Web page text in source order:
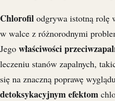
Chlorofil odgrywa istotną rolę
w walce z różnorodnymi
Jego właściwości
leczeniu stanów zapalnych,
się na znaczną poprawę
detoksykacyjnym efektom